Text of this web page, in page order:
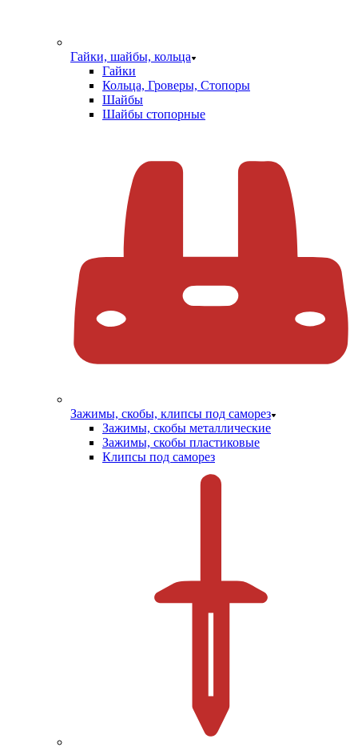
Гайки, шайбы, кольца
Гайки
Кольца, Гроверы, Стопоры
Шайбы
Шайбы стопорные
Зажимы, скобы, клипсы под саморез
Зажимы, скобы металлические
Зажимы, скобы пластиковые
Клипсы под саморез